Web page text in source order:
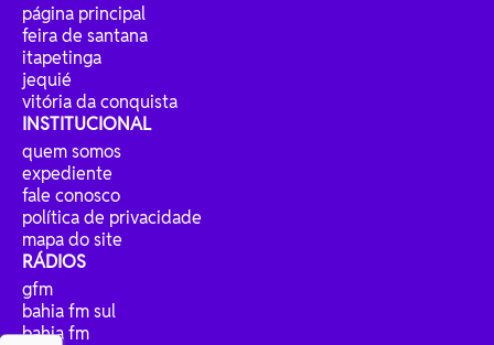
página principal
feira de santana
itapetinga
jequié
vitória da conquista
INSTITUCIONAL
quem somos
expediente
fale conosco
política de privacidade
mapa do site
RÁDIOS
gfm
bahia fm sul
bahia fm